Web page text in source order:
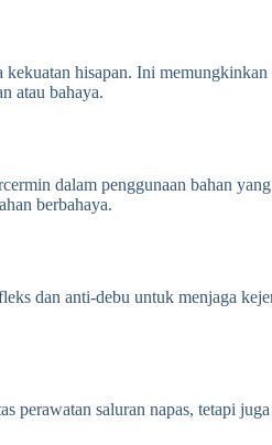
hisapan. Ini
atau bahaya.
dalam penggunaan bahan
berbahaya.
dan anti-debu untuk menjaga
saluran napas, tetapi